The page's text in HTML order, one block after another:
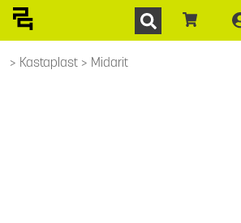
Kastaplast Midarit